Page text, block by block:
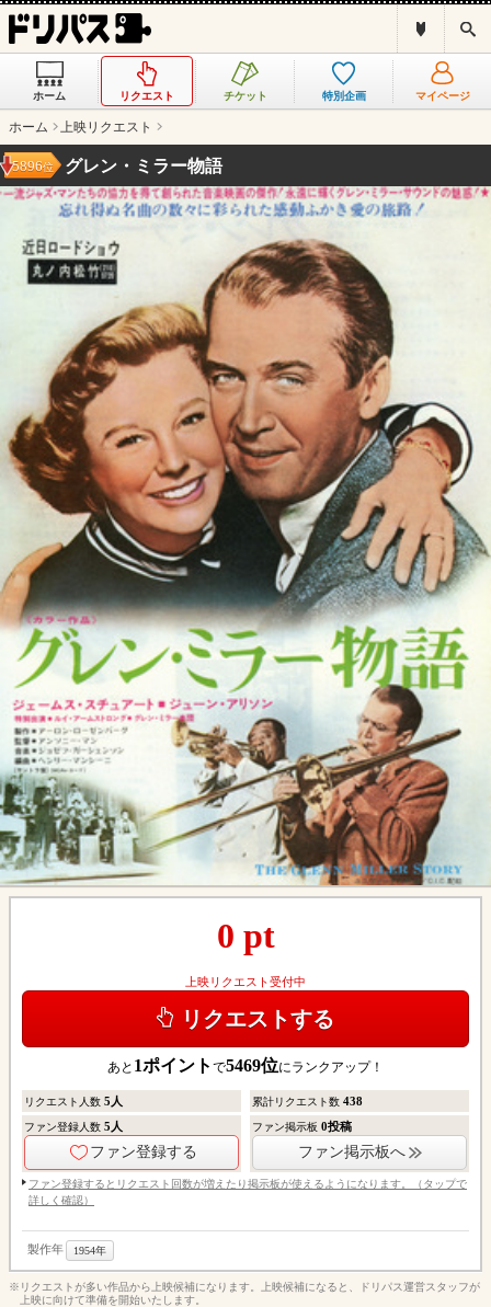
ス
ホーム リクエスト チケット 特別企画 マイページ
ホーム 上映リクエスト
グレン・ミラー物語
5896位
0 pt
上映リクエスト受付中
リクエストする
あと 1ポイント で5469位にランクアップ！
リクエスト人数 5 人 累計リクエスト数438
ファン登録人数 5 人
ファン登録する
ファン掲示板0投稿
ファン掲示板へ
ファン登録するとリクエスト回数が増えたり掲示板が使えるようになります。（タップで
詳しく確認）
製作年 1954年
※リクエストが多い作品から上映候補になります。上映候補になると、ドリパス運営スタッフが
上映に向けて準備を開始いたします。